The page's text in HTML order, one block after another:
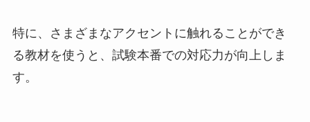
特に、さまざまなアクセントに触れることができ
る教材を使うと、試験本番での対応力が向上しま
す。